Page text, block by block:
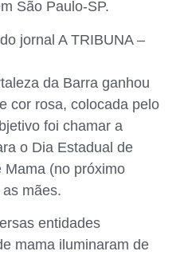
São Paulo-SP.
jornal A TRIBUNA –
da Barra ganhou
cor rosa, colocada pelo
foi chamar a
o Dia Estadual de
Mama (no próximo
mães.
entidades
mama iluminaram de